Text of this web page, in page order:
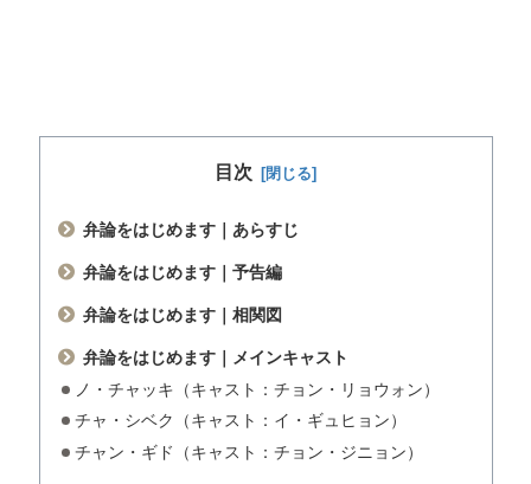
目次
弁論をはじめます｜あらすじ
弁論をはじめます｜予告編
弁論をはじめます｜相関図
弁論をはじめます｜メインキャスト
ノ・チャッキ（キャスト：チョン・リョウォン）
チャ・シベク（キャスト：イ・ギュヒョン）
チャン・ギド（キャスト：チョン・ジニョン）